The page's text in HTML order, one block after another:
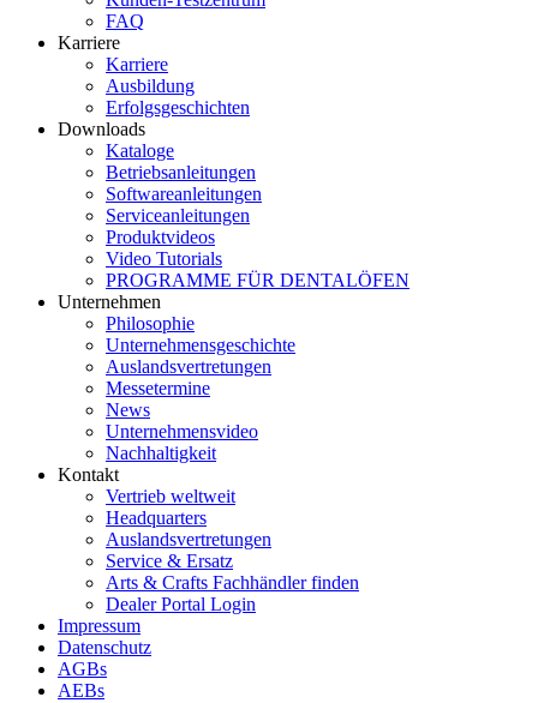
FAQ
Karriere
Karriere
Ausbildung
Erfolgsgeschichten
Downloads
Kataloge
Betriebsanleitungen
Softwareanleitungen
Serviceanleitungen
Produktvideos
Video Tutorials
PROGRAMME FÜR DENTALÖFEN
Unternehmen
Philosophie
Unternehmensgeschichte
Auslandsvertretungen
Messetermine
News
Unternehmensvideo
Nachhaltigkeit
Kontakt
Vertrieb weltweit
Headquarters
Auslandsvertretungen
Service & Ersatz
Arts & Crafts Fachhändler finden
Dealer Portal Login
Impressum
Datenschutz
AGBs
AEBs